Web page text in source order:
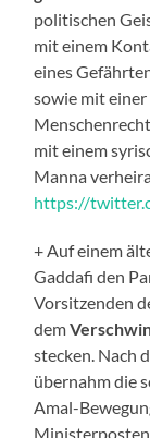
politischen
mit einem
eines
sowie mit einer
mit einem
Manna
https://
+ Auf einem
Gaddafi den
Vorsitzenden
dem
stecken. Nach
übernahm die
Amal-
Ministerposten